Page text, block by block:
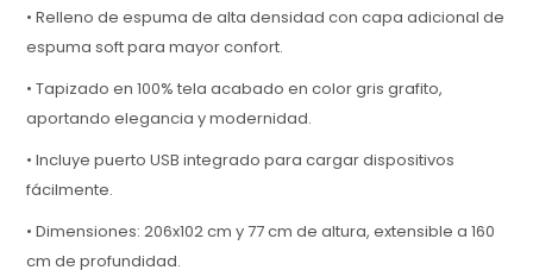
• Relleno de espuma de alta densidad con capa adicional de
espuma soft para mayor confort.
• Tapizado en 100% tela acabado en color gris grafito,
aportando elegancia y modernidad.
• Incluye puerto USB integrado para cargar dispositivos
fácilmente.
• Dimensiones: 206x102 cm y 77 cm de altura, extensible a 160
cm de profundidad.